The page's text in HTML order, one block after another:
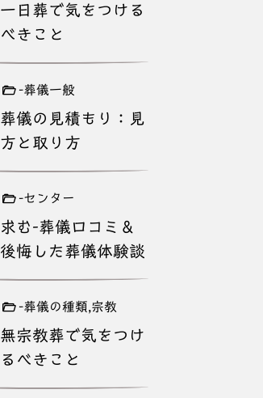
一日葬で気をつける
べきこと
-葬儀一般
葬儀の見積もり：見
方と取り方
-センター
求む-葬儀口コミ＆
後悔した葬儀体験談
-葬儀の種類,宗教
無宗教葬で気をつけ
るべきこと